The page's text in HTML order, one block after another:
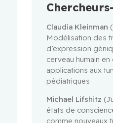
Claudia Kleinman
Modélisation des
d’expression
cerveau humain
applications aux
pédiatriques
Michael Lifshitz
états de
comme nouveaux